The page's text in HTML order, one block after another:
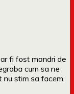
fi fost mandri de
cum sa ne
nu stim sa facem